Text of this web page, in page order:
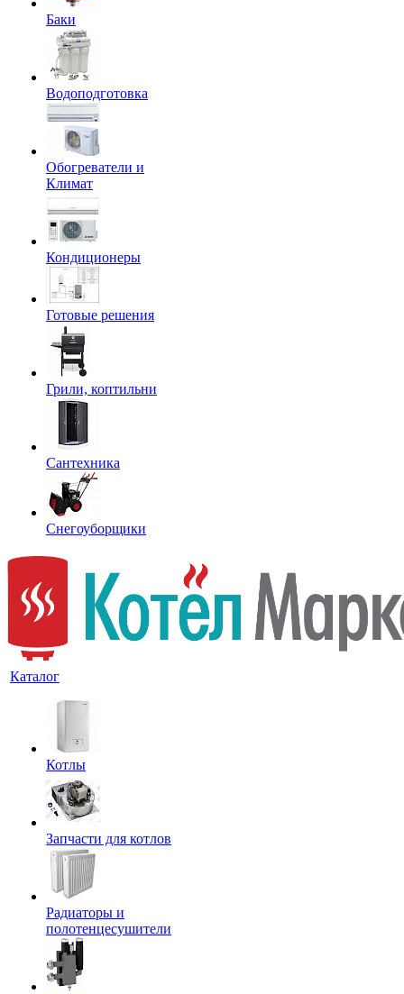
Баки
Водоподготовка
Обогреватели и
Климат
Кондиционеры
Готовые решения
Грили, коптильни
Сантехника
Снегоуборщики
Каталог
Котлы
Запчасти для котлов
Радиаторы и
полотенцесушители